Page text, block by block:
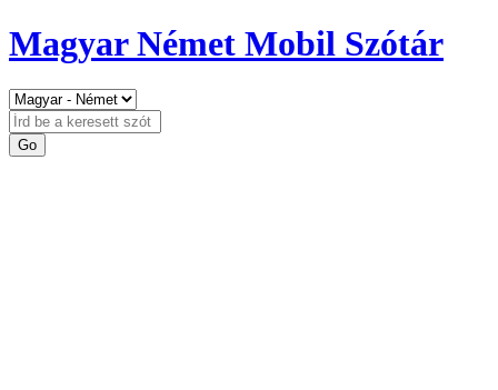
Magyar Német Mobil Szótár